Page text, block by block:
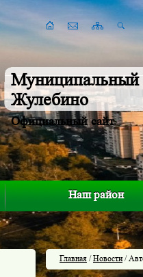
Муниципальный
Жулебино
Официальный сайт
Наш район
Главная /Новости/